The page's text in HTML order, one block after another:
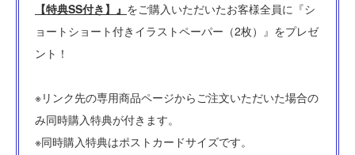
【特典SS付き】』 をご購入いただいたお客様全員に『シ
ョートショート付きイラストペーパー（2枚）』をプレゼ
ント！
※リンク先の専用商品ページからご注文いただいた場合の
み同時購入特典が付きます。
※同時購入特典はポストカードサイズです。